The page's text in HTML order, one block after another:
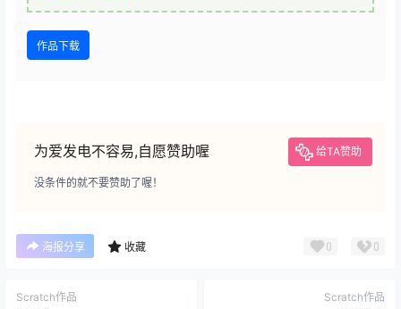
作品下载
为爱发电不容易,自愿赞助喔 给TA赞助
没条件的就不要赞助了喔！
海报分享 收藏 0 0
Scratch作品 Scratch作品